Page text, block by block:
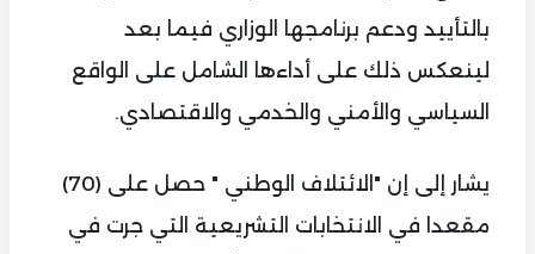
بالتأييد ودعم برنامجها الوزاري فيما بعد
لينعكس ذلك على أداءها الشامل على الواقع
السياسي والأمني والخدمي والاقتصادي.
يشار إلى إن "الائتلاف الوطني " حصل على (70)
مقعدا في الانتخابات التشريعية التي جرت في